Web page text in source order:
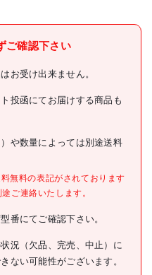
ワタナベ
ワタナベ 食品用ポリ袋 ごは
んが炊けるポリ袋 10枚入
R-15
●容量(L):1.5
●折りたたみ時寸法(mm)幅×
●縦(mm):320
●色:半透明
●厚さ(mm):0.015
ご確認下さい
お受け出来ません。
投函にてお届けする商品も
や数量によっては別途送料
無料の表記がされております
ご連絡いたします。
番にてご確認下さい。
況（欠品、完売、中止）に
ない可能性がございます。